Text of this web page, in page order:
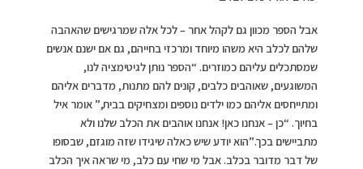
אבל הספר מכוון גם לקהל אחר – לכל אלה שמרגישים שהאהבה
שלהם לכלב היא משהו מיוחד ומרכזי בחייהם, גם אם ישנם אנשים
שמסתכלים עליהם כמוזרים. “הספר נותן לגיטימציה לנו,
המשוגעים, שאוהבים כלבים, קונים להם מתנות, מדברים אליהם
ומתייחסים אליהם כמו ילדים נוספים ומצחיקים בבית,” אומר איל
בחיוך. “כן – אנחנו כאן! אנחנו אוהבים את הכלב שלנו ולא
מתביישים בכך.”הוא יודע שיש כאלה שיגידו שזה מוגזם, שבסופו
של דבר מדובר בכלב. אבל מי שחי עם כלב, מי שראה איך הכלב